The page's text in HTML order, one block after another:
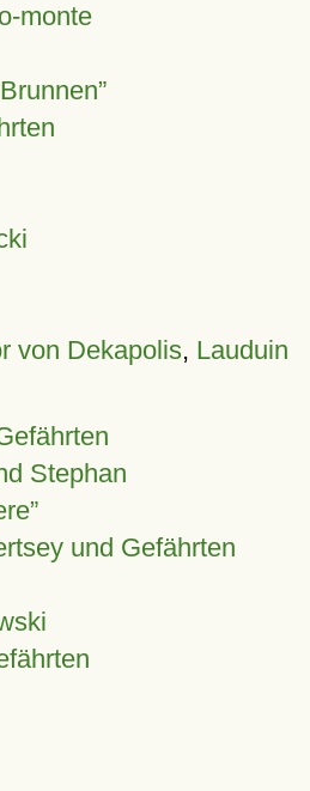
monte
von Dekapolis, Lauduin
Stephan
und Gefährten